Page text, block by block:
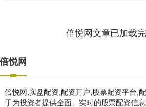
倍悦网文章已加载
倍悦网
倍悦网,实盘配资,配资开户,股票配资平台,
于为投资者提供全面、实时的股票配资信